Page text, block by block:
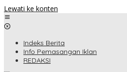
Lewati ke konten
Indeks Berita
Info Pemasangan Iklan
REDAKSI